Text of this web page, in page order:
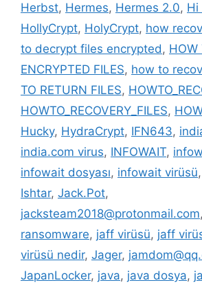
Herbst, Hermes, Hermes 2.0, Hi
HollyCrypt, HolyCrypt, how
to decrypt files encrypted, HOW
ENCRYPTED FILES, how to
TO RETURN FILES,
HOWTO_RECOVERY_FILES,
Hucky, HydraCrypt, IFN643,
india.com virus, INFOWAIT,
infowait dosyası, infowait virüsü,
Ishtar, Jack.Pot,
jacksteam2018@protonmail.com,
ransomware, jaff virüsü, jaff
virüsü nedir, Jager,
JapanLocker, java, java dosya,